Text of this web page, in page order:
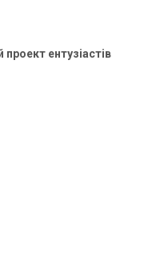
проект ентузіастів